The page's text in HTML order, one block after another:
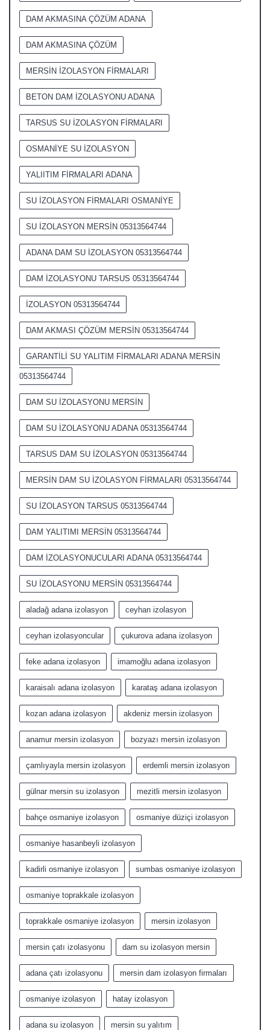
DAM AKMASINA ÇÖZÜM ADANA
DAM AKMASINA ÇÖZÜM
MERSİN İZOLASYON FİRMALARI
BETON DAM İZOLASYONU ADANA
TARSUS SU İZOLASYON FİRMALARI
OSMANİYE SU İZOLASYON
YALIITIM FİRMALARI ADANA
SU İZOLASYON FİRMALARI OSMANİYE
SU İZOLASYON MERSİN 05313564744
ADANA DAM SU İZOLASYON 05313564744
DAM İZOLASYONU TARSUS 05313564744
İZOLASYON 05313564744
DAM AKMASI ÇÖZÜM MERSİN 05313564744
GARANTİLİ SU YALITIM FİRMALARI ADANA MERSİN
05313564744
DAM SU İZOLASYONU MERSİN
DAM SU İZOLASYONU ADANA 05313564744
TARSUS DAM SU İZOLASYON 05313564744
MERSİN DAM SU İZOLASYON FİRMALARI 05313564744
SU İZOLASYON TARSUS 05313564744
DAM YALITIMI MERSİN 05313564744
DAM İZOLASYONUCULARI ADANA 05313564744
SU İZOLASYONU MERSİN 05313564744
aladağ adana izolasyon ceyhan izolasyon
ceyhan izolasyoncular çukurova adana izolasyon
feke adana izolasyon imamoğlu adana izolasyon
karaisalı adana izolasyon karataş adana izolasyon
kozan adana izolasyon akdeniz mersin izolasyon
anamur mersin izolasyon bozyazı mersin izolasyon
çamlıyayla mersin izolasyon erdemli mersin izolasyon
gülnar mersin su izolasyon mezitli mersin izolasyon
bahçe osmaniye izolasyon osmaniye düziçi izolasyon
osmaniye hasanbeyli izolasyon
kadirli osmaniye izolasyon sumbas osmaniye izolasyon
osmaniye toprakkale izolasyon
toprakkale osmaniye izolasyon mersin izolasyon
mersin çatı izolasyonu dam su izolasyon mersin
adana çatı izolasyonu mersin dam izolasyon firmaları
osmaniye izolasyon hatay izolasyon
adana su izolasyon mersin su yalıtım